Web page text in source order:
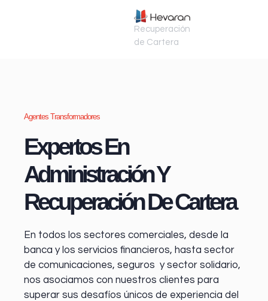
Recuperación
de Cartera
Agentes Transformadores
Expertos En
Administración Y
Recuperación De Cartera
En todos los sectores comerciales, desde la
banca y los servicios financieros, hasta sector
de comunicaciones, seguros y sector solidario,
nos asociamos con nuestros clientes para
superar sus desafíos únicos de experiencia del